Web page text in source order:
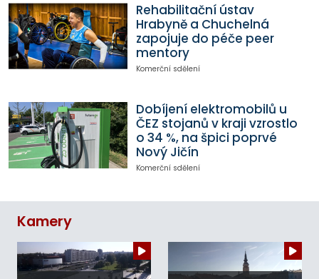
Rehabilitační ústav
Hrabyně a Chuchelná
zapojuje do péče peer
mentory
Komerční sdělení
Dobíjení elektromobilů u
ČEZ stojanů v kraji vzrostlo
o 34 %, na špici poprvé
Nový Jičín
Komerční sdělení
Kamery